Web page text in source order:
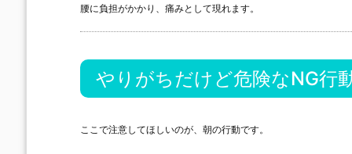
腰に負担がかかり、痛みとして現れます。
やりがちだけど危険なNG行
ここで注意してほしいのが、朝の行動です。